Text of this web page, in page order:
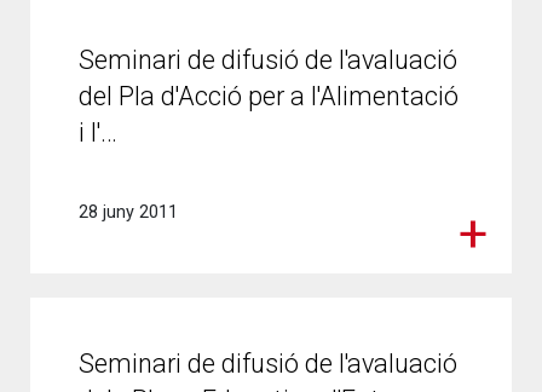
Seminari de difusió de l'avaluació
del Pla d'Acció per a l'Alimentació
i l'…
28 juny 2011
Seminari de difusió de l'avaluació